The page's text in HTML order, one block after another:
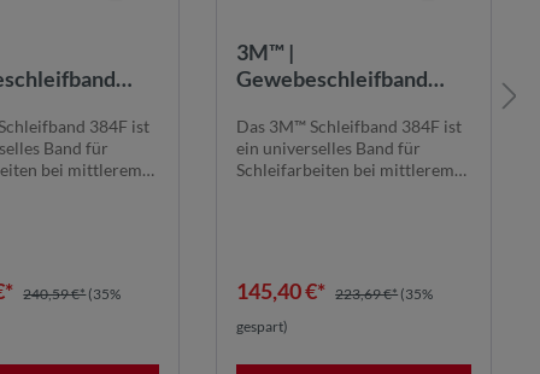
| STA |
|
384F ist
Band für
bei mittlerem
240,59 €*(35%
3M™ |
Gewebeschleifband
mm | 120+ |
384F1130X1900K120+ |
7100280613
Das 3M™ Schleifband 384F ist
ein universelles Band für
Schleifarbeiten bei mittlerem
145,40 €* 223,69 €* (35%
gespart)